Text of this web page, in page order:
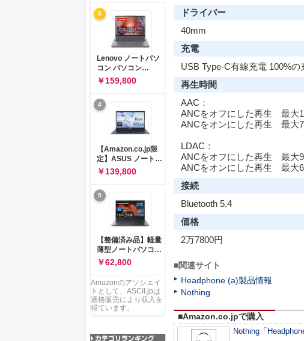
ドライバー
40mm
充電
USB Type-C有線充電 100%
再生時間
AAC：
ANCをオフにした再生 最大
ANCをオンにした再生 最大
LDAC：
ANCをオフにした再生 最大
ANCをオンにした再生 最大
接続
Bluetooth 5.4
価格
2万7800円
■関連サイト
Headphone (a)製品情報
Nothing
■Amazon.co.jpで購入
Nothing「
型/Core
i5/16GB/SSD
512GB/ホワイト)
FMVWK3E15W_AZ
3
Lenovo ノートパソ
コン パソコン
IdeaPad Slim 3 14.0
インチ AMD
Ryzen™ 5 8640HS
メモリ16GB
SSD512GB
Microsoft 365 試用
版 Windows11 バッ
テリー駆動12.6時間
重量1.39kg ルナグレ
ー 83K9003JJP ノー
トPC
￥159,800
4
【Amazon.co.jp限
定】ASUS ノートパ
ソコン Vivobook 15
M1502NAQ 15.6イ
ンチ AMD Ryzen 7
170 メモリ16GB
SSD 512GB
Microsoft 365
Personal (24か月版)
搭載 Windows 11 重
量1.7kg Wi-Fi 6E ク
ワイエットブルー
M1502NAQ-
￥139,800
5
【整備済み品】軽量
薄型ノートパソコン
dynabook G83 ■
13.3型
FHD(1920x1080) -
高性能第11世代Core
i5-1135G7 - メモリ
16GB - SSD 256GB
USB Type-C - MS
￥62,800
Amazonのアソシエイ
トとして、ASCII.jpは
適格販売により収入を
得ています。